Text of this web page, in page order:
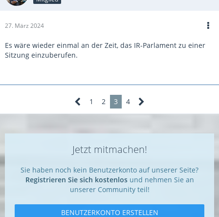
27. März 2024
Es wäre wieder einmal an der Zeit, das IR-Parlament zu einer
Sitzung einzuberufen.
1 2 3 4
Jetzt mitmachen!
Sie haben noch kein Benutzerkonto auf unserer Seite?
Registrieren Sie sich kostenlosund nehmen Sie an
unserer Community teil!
BENUTZERKONTO ERSTELLEN